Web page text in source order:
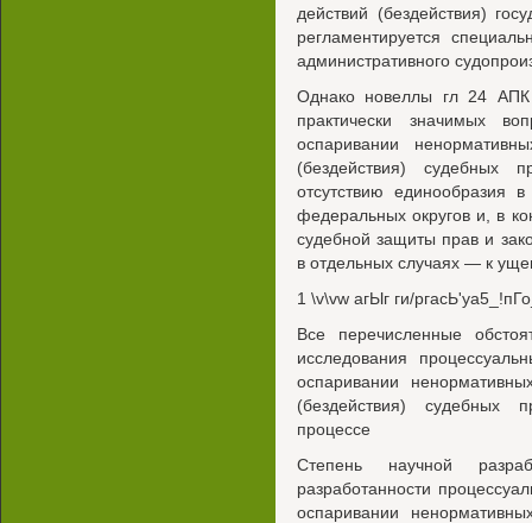
действий (бездействия)
регламентируется
административного
Однако новеллы гл 24
практически значимых
оспаривании
(бездействия) судебных
отсутствию единообразия
федеральных округов и, в
судебной защиты прав и
в отдельных случаях — к
1 \v\vw агЫг ги/
Все перечисленные
исследования
оспаривании
(бездействия) судебных
процессе
Степень научной
разработанности
оспаривании